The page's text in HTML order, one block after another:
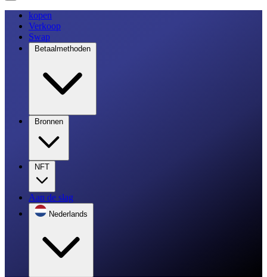
kopen
Verkoop
Swap
Betaalmethoden
Bronnen
NFT
Aan de slag
Nederlands